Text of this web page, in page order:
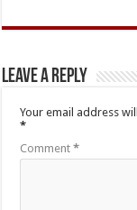
Leave a Reply
Your email address
*
Comment*